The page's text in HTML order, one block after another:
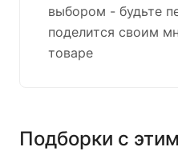
выбором - будьте
поделится своим
товаре
Подборки с